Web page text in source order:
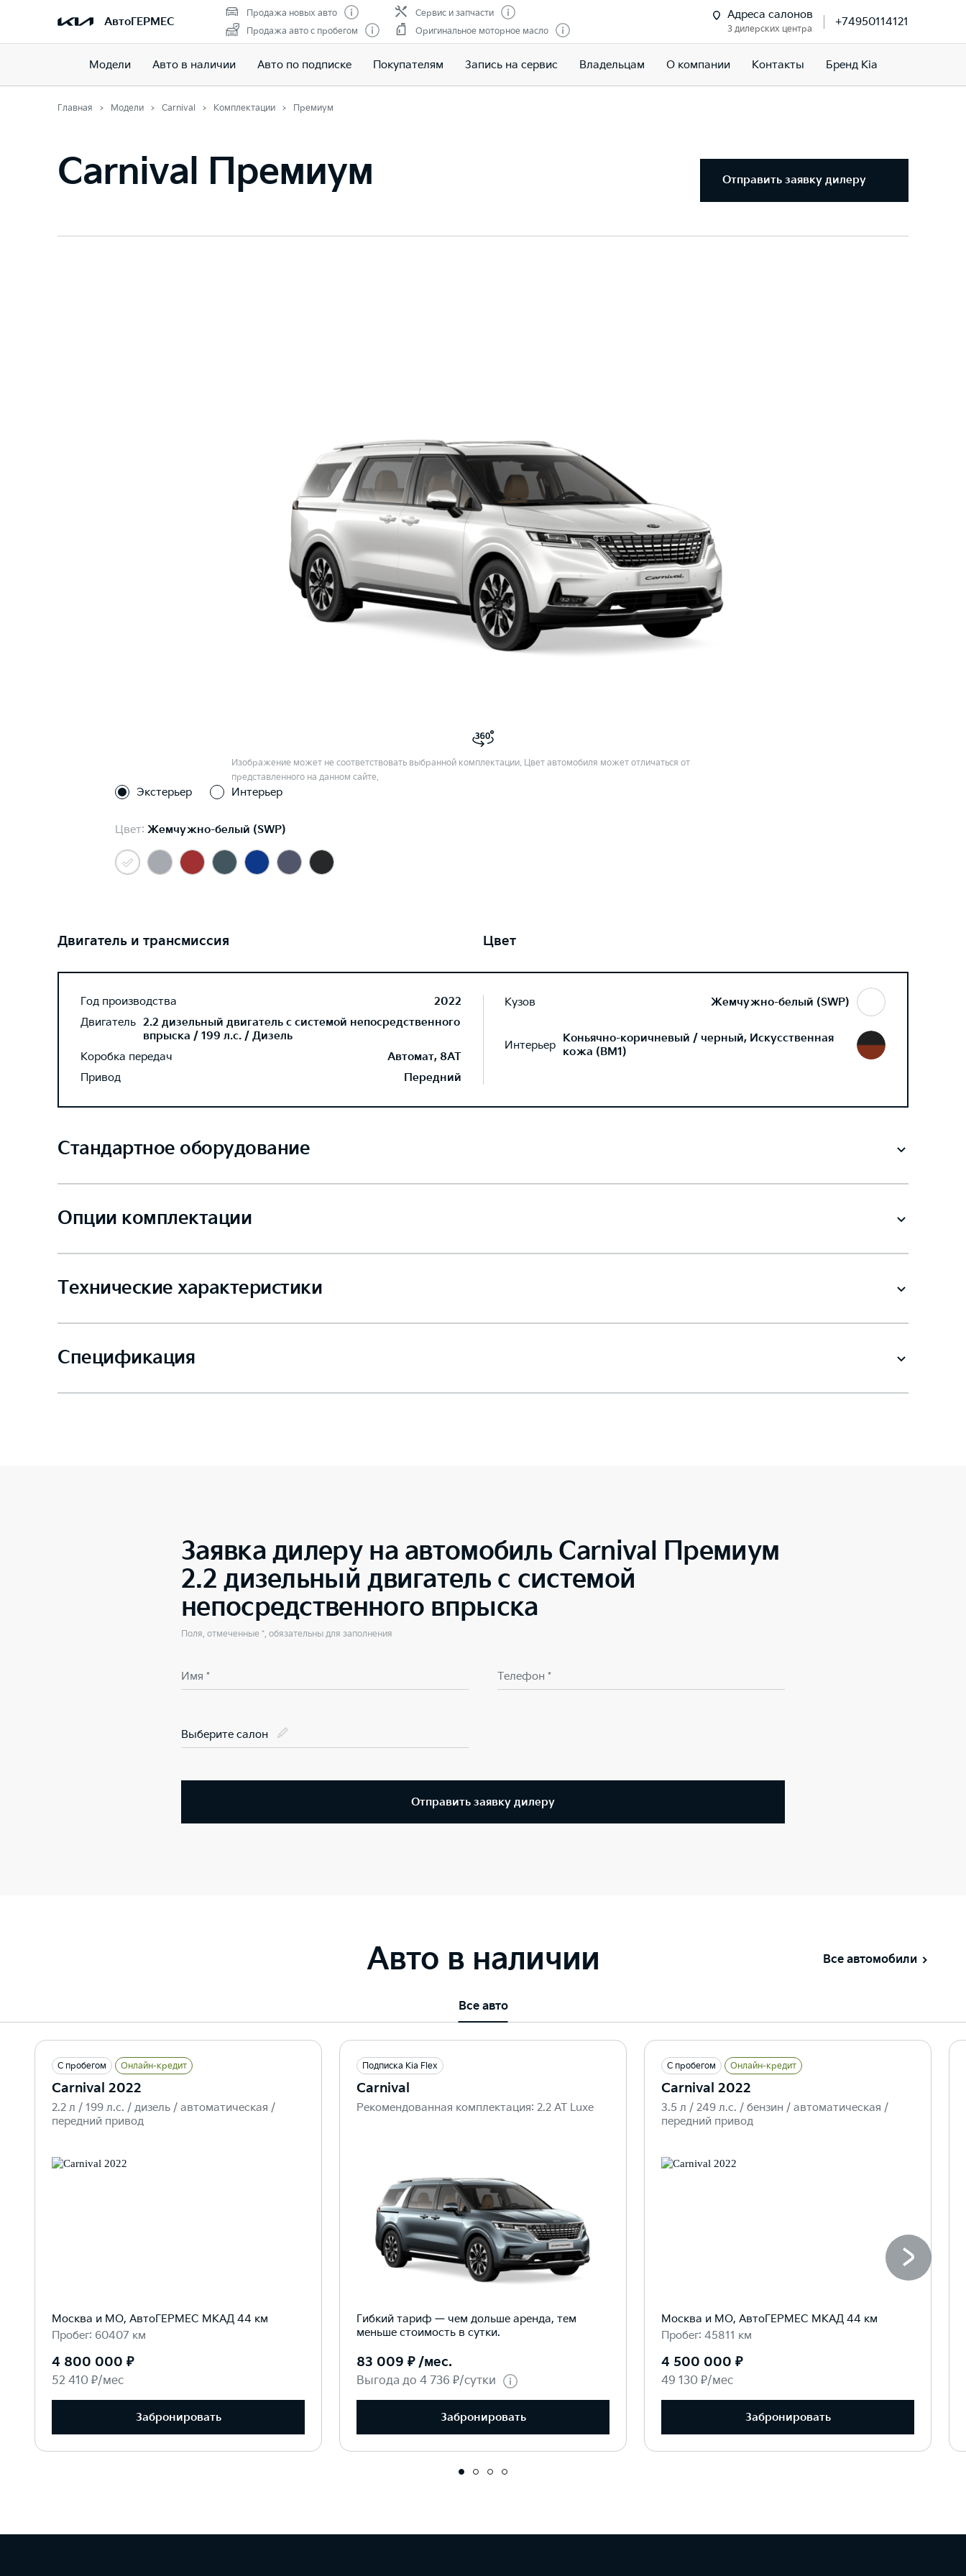
АвтоГЕРМЕС
Продажа новых авто
Продажа авто с пробегом
Сервис и запчасти
Оригинальное моторное масло
Адреса салонов
3 дилерских центра
+74950114121
Модели Авто в наличии Авто по подписке Покупателям Запись на сервис Владельцам О компании Контакты Бренд Kia
Главная Модели Carnival Комплектации Премиум
Carnival Премиум Отправить заявку дилеру
Изображение может не соответствовать выбранной комплектации. Цвет автомобиля может отличаться от
представленного на данном сайте.
Экстерьер Интерьер
Цвет: Жемчужно-белый (SWP)
Двигатель и трансмиссия
Год производства
2022
Двигатель 2.2 дизельный двигатель с системой непосредственного
впрыска / 199 л.с. / Дизель
Коробка передач
Автомат, 8AT
Привод
Передний
Цвет
Кузов Жемчужно-белый (SWP)
Интерьер Коньячно-коричневый / черный, Искусственная
кожа (BM1)
Стандартное оборудование
Опции комплектации
Технические характеристики
Спецификация
Заявка дилеру на автомобиль Carnival Премиум
2.2 дизельный двигатель с системой
непосредственного впрыска
Поля, отмеченные *, обязательны для заполнения
Имя * Телефон *
Выберите салон
Отправить заявку дилеру
Авто в наличии Все автомобили
Все авто
С пробегом Онлайн-кредит
Carnival 2022
2.2 л / 199 л.c. / дизель / автоматическая /
передний привод
Москва и МО, АвтоГЕРМЕС МКАД 44 км
Пробег: 60407 км
4 800 000 ₽
52 410 ₽/мес
Забронировать
Подписка Kia Flex
Carnival
Рекомендованная комплектация: 2.2 AT Luxe
Гибкий тариф — чем дольше аренда, тем
меньше стоимость в сутки.
83 009 ₽ /мес.
Выгода до 4 736 ₽/сутки
Забронировать
С пробегом Онлайн-кредит
Carnival 2022
3.5 л / 249 л.c. / бензин / автоматическая /
передний привод
Москва и МО, АвтоГЕРМЕС МКАД 44 км
Пробег: 45811 км
4 500 000 ₽
49 130 ₽/мес
Забронировать